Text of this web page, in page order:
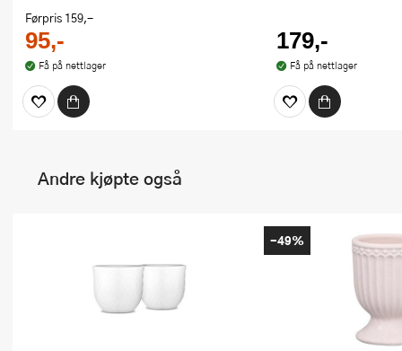
Førpris 159,-
95,-
Få på nettlager
179,-
Få på nettlager
Andre kjøpte også
-49%